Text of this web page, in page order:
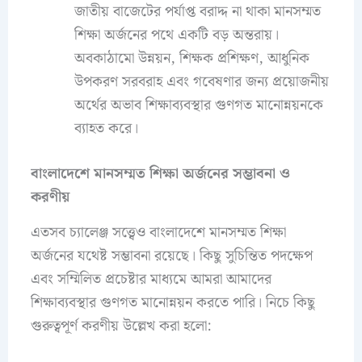
জাতীয় বাজেটের পর্যাপ্ত বরাদ্দ না থাকা মানসম্মত
শিক্ষা অর্জনের পথে একটি বড় অন্তরায়।
অবকাঠামো উন্নয়ন, শিক্ষক প্রশিক্ষণ, আধুনিক
উপকরণ সরবরাহ এবং গবেষণার জন্য প্রয়োজনীয়
অর্থের অভাব শিক্ষাব্যবস্থার গুণগত মানোন্নয়নকে
ব্যাহত করে।
বাংলাদেশে মানসম্মত শিক্ষা অর্জনের সম্ভাবনা ও
করণীয়
এতসব চ্যালেঞ্জ সত্ত্বেও বাংলাদেশে মানসম্মত শিক্ষা
অর্জনের যথেষ্ট সম্ভাবনা রয়েছে। কিছু সুচিন্তিত পদক্ষেপ
এবং সম্মিলিত প্রচেষ্টার মাধ্যমে আমরা আমাদের
শিক্ষাব্যবস্থার গুণগত মানোন্নয়ন করতে পারি। নিচে কিছু
গুরুত্বপূর্ণ করণীয় উল্লেখ করা হলো: